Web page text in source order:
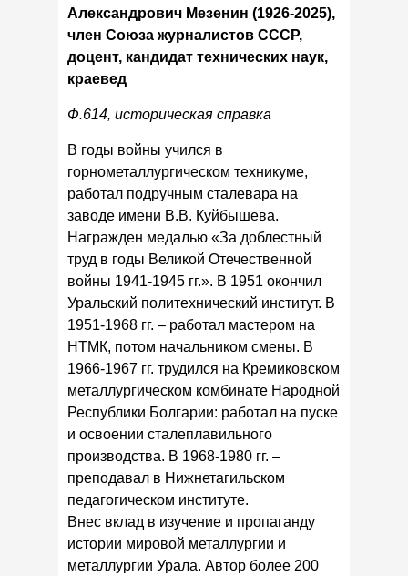
Александрович Мезенин (1926-2025),
член Союза журналистов СССР,
доцент, кандидат технических наук,
краевед
Ф.614, историческая справка
В годы войны учился в
горнометаллургическом техникуме,
работал подручным сталевара на
заводе имени В.В. Куйбышева.
Награжден медалью «За доблестный
труд в годы Великой Отечественной
войны 1941-1945 гг.». В 1951 окончил
Уральский политехнический институт. В
1951-1968 гг. – работал мастером на
НТМК, потом начальником смены. В
1966-1967 гг. трудился на Кремиковском
металлургическом комбинате Народной
Республики Болгарии: работал на пуске
и освоении сталеплавильного
производства. В 1968-1980 гг. –
преподавал в Нижнетагильском
педагогическом институте.
Внес вклад в изучение и пропаганду
истории мировой металлургии и
металлургии Урала. Автор более 200